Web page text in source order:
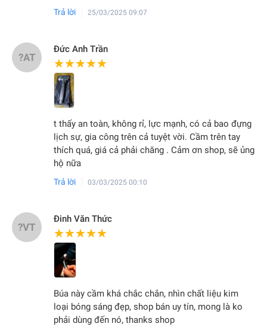
Trả lời 25/03/2025 09:07
?AT
Đức Anh Trần
★★★★★
★★★★★
t thấy an toàn, không rỉ, lực mạnh, có cả bao đựng
lịch sự, gia công trên cả tuyệt vời. Cầm trên tay
thích quá, giá cả phải chăng . Cảm ơn shop, sẽ ủng
hộ nữa
Trả lời 03/03/2025 00:10
?VT
Đinh Văn Thức
★★★★★
★★★★★
Búa này cầm khá chắc chắn, nhìn chất liệu kim
loại bóng sáng đẹp, shop bán uy tín, mong là ko
phải dùng đến nó, thanks shop